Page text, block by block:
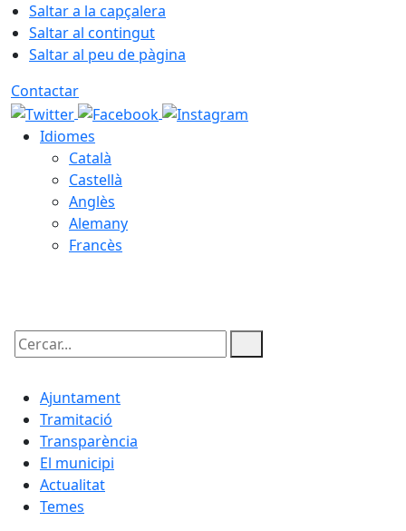
Saltar a la capçalera
Saltar al contingut
Saltar al peu de pàgina
Contactar
Idiomes
Català
Castellà
Anglès
Alemany
Francès
Cercar:
Ajuntament
Tramitació
Transparència
El municipi
Actualitat
Temes